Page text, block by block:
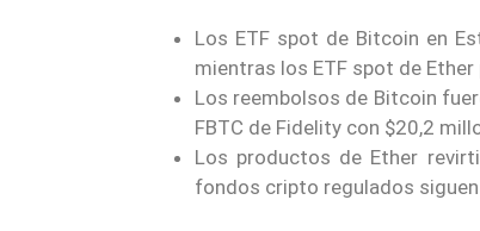
Los ETF spot de Bitcoin en
mientras los ETF spot de
Los reembolsos de Bitcoin
FBTC de Fidelity con $20,2
Los productos de Ether
fondos cripto regulados